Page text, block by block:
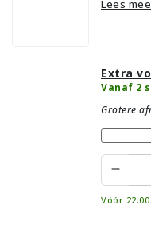
Lees
Extra
Vanaf 2
Grotere
Vóór